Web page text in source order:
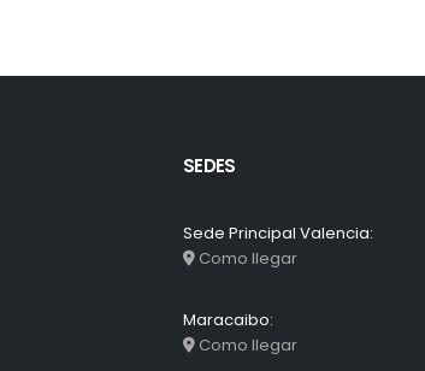
SEDES
Sede Principal Valencia:
Como llegar
Maracaibo:
Como llegar